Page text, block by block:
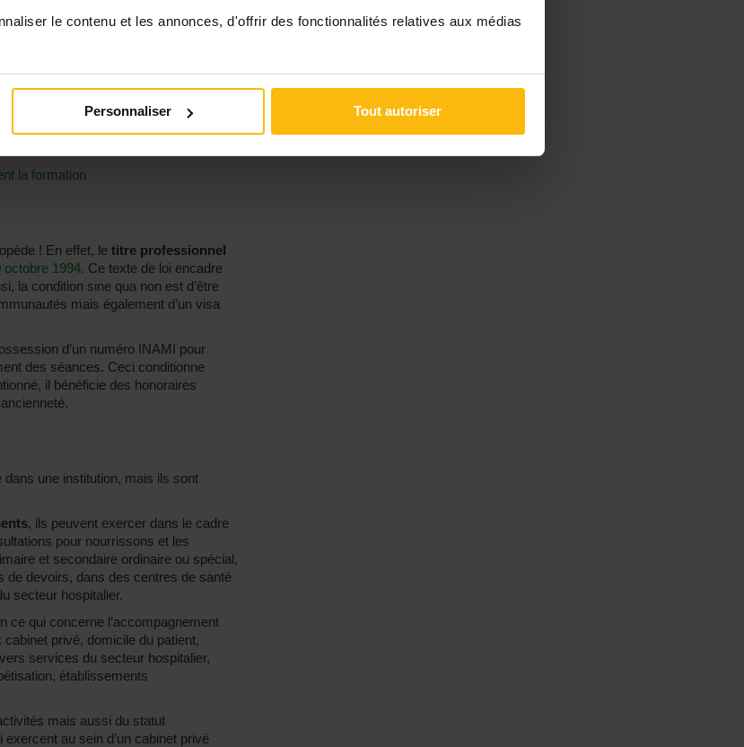
le contenu et les annonces, d'offrir des fonctionnalités relatives aux médias
Personnaliser Tout autoriser
composé de cours théoriques,
pratique professionnelle afin d’être
d’un Bachelier de transition et donc
spécialisé de deux années vers la
des cours théoriques, des stages
la formation
! En effet, le titre professionnel
octobre 1994. Ce texte de loi encadre
la condition sine qua non est d’être
mais également d’un visa
d’un numéro INAMI pour
des séances. Ceci conditionne
il bénéficie des honoraires
une institution, mais ils sont
, ils peuvent exercer dans le cadre
pour nourrissons et les
et secondaire ordinaire ou spécial,
de devoirs, dans des centres de santé
secteur hospitalier.
ce qui concerne l’accompagnement
: cabinet privé, domicile du patient,
services du secteur hospitalier,
établissements
mais aussi du statut
au sein d’un cabinet privé